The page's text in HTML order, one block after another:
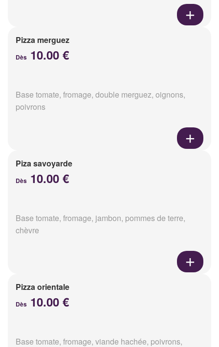
Pizza merguez
Dès 10.00 €
Base tomate, fromage, double merguez, oignons,
poivrons
Piza savoyarde
Dès 10.00 €
Base tomate, fromage, jambon, pommes de terre,
chèvre
Pizza orientale
Dès 10.00 €
Base tomate, fromage, viande hachée, poivrons,